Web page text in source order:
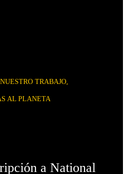
TRABAJO,
AL PLANETA
a National